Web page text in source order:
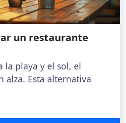
un restaurante
la playa y el sol, el
alza. Esta alternativa